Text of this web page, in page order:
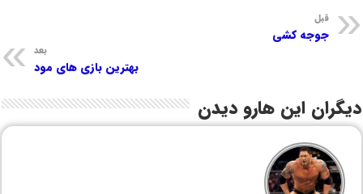
قبل
جوجه کشی
بعد
بهترین بازی های مود
دیگران این هارو دیدن